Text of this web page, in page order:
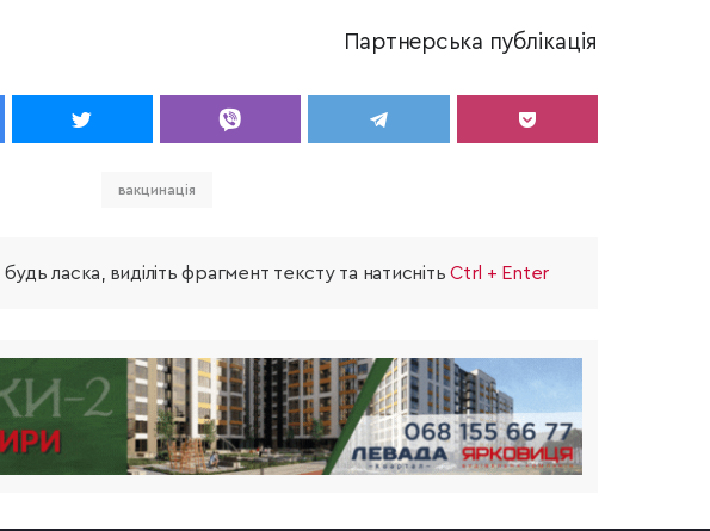
Партнерська публікація
вакцинація
ласка, виділіть фрагмент тексту та натиснітьCtrl + Enter